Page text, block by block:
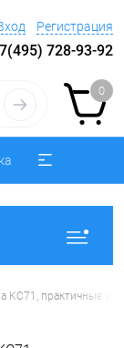
Регистрация
728-93-92
0
KC71, практичные и